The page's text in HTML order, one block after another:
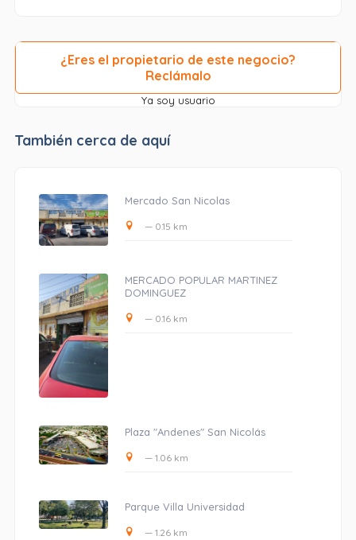
¿Eres el propietario de este negocio?
Reclámalo
Ya soy usuario
También cerca de aquí
Mercado San Nicolas
— 0.15 km
MERCADO POPULAR MARTINEZ
DOMINGUEZ
— 0.16 km
Plaza "Andenes" San Nicolás
— 1.06 km
Parque Villa Universidad
— 1.26 km